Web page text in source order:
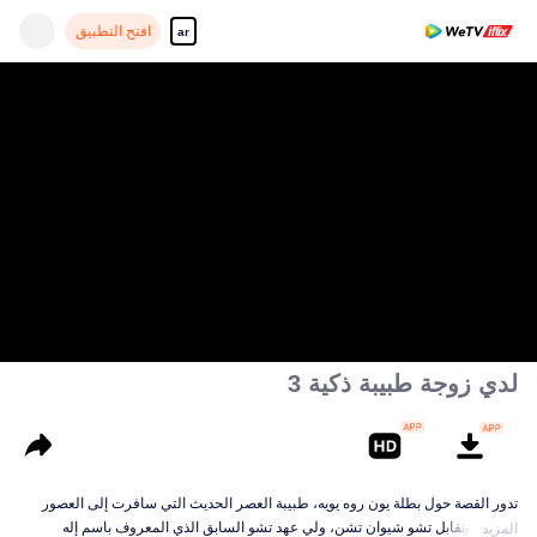
ar افتح التطبيق
لدي زوجة طبيبة ذكية 3
تدور القصة حول بطلة يون روه يويه، طبيبة العصر الحديث التي سافرت إلى العصور
القديمة وتقابل تشو شيوان تشن، ولي عهد تشو السابق الذي المعروف باسم إله
المزيد